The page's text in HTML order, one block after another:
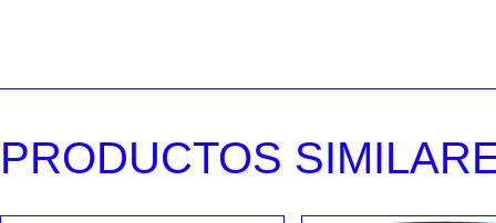
PRODUCTOS